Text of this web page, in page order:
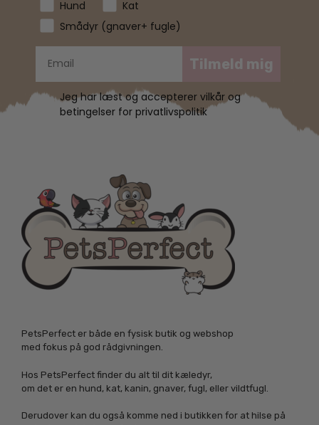
Hund
Kat
Smådyr (gnaver+ fugle)
Tilmeld mig
Jeg har læst og accepterer vilkår og
betingelser for privatlivspolitik
PetsPerfect er både en fysisk butik og webshop
med fokus på god rådgivningen.
Hos PetsPerfect finder du alt til dit kæledyr,
om det er en hund, kat, kanin, gnaver, fugl, eller vildtfugl.
Derudover kan du også komme ned i butikken for at hilse på